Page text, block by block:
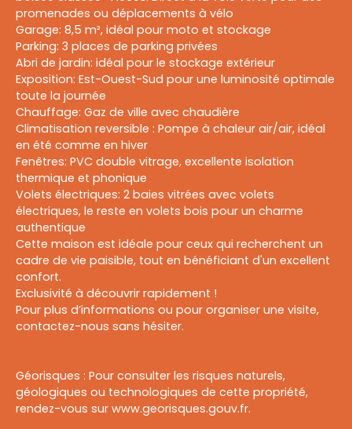
promenades ou déplacements à vélo
Garage: 8,5 m², idéal pour moto et stockage
Parking: 3 places de parking privées
Abri de jardin: idéal pour le stockage extérieur
Exposition: Est-Ouest-Sud pour une luminosité optimale
toute la journée
Chauffage: Gaz de ville avec chaudière
Climatisation reversible : Pompe à chaleur air/air, idéal
en été comme en hiver
Fenêtres: PVC double vitrage, excellente isolation
thermique et phonique
Volets électriques: 2 baies vitrées avec volets
électriques, le reste en volets bois pour un charme
authentique
Cette maison est idéale pour ceux qui recherchent un
cadre de vie paisible, tout en bénéficiant d'un excellent
confort.
Exclusivité à découvrir rapidement !
Pour plus d’informations ou pour organiser une visite,
contactez-nous sans hésiter.
Géorisques : Pour consulter les risques naturels,
géologiques ou technologiques de cette propriété,
rendez-vous sur www.georisques.gouv.fr.